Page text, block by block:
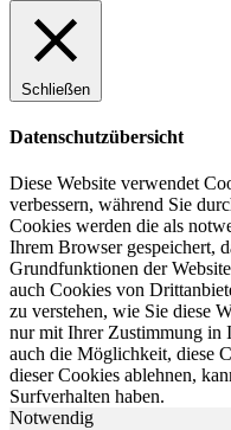
Schließen
Datenschutzübersicht
Diese Website verwendet
verbessern, während Sie
Cookies werden die als
Ihrem Browser gespeichert,
Grundfunktionen der
auch Cookies von
zu verstehen, wie Sie diese
nur mit Ihrer Zustimmung in
auch die Möglichkeit, diese
dieser Cookies ablehnen,
Surfverhalten haben.
Notwendig